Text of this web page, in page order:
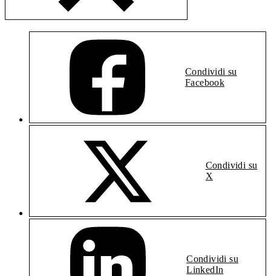
Condividi su
Facebook
Condividi su
X
Condividi su
LinkedIn